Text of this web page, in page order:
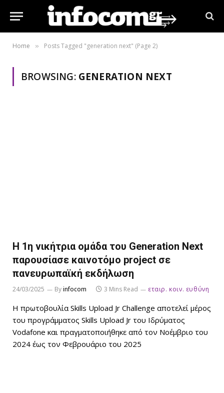
Home » Posts Tagged "generation next" (Page 2)
BROWSING: GENERATION NEXT
Η 1η νικήτρια ομάδα του Generation Next
παρουσίασε καινοτόμο project σε
πανευρωπαϊκή εκδήλωση
24/03/2025 Byinfocom 3 Mins Read εταιρ. κοιν. ευθύνη
Η πρωτοβουλία Skills Upload Jr Challenge αποτελεί μέρος
του προγράμματος Skills Upload Jr του Ιδρύματος
Vodafone και πραγματοποιήθηκε από τον Νοέμβριο του
2024 έως τον Φεβρουάριο του 2025